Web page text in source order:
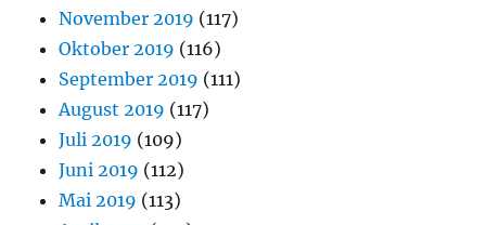
November 2019 (117)
Oktober 2019 (116)
September 2019 (111)
August 2019 (117)
Juli 2019 (109)
Juni 2019 (112)
Mai 2019 (113)